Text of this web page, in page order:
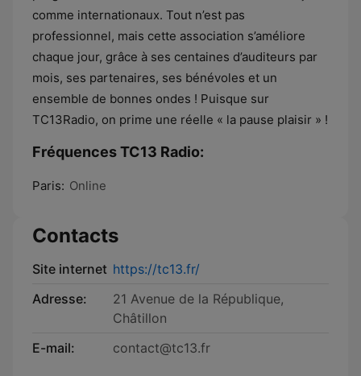
comme internationaux. Tout n’est pas
professionnel, mais cette association s’améliore
chaque jour, grâce à ses centaines d’auditeurs par
mois, ses partenaires, ses bénévoles et un
ensemble de bonnes ondes ! Puisque sur
TC13Radio, on prime une réelle « la pause plaisir » !
Fréquences TC13 Radio:
Paris: Online
Contacts
Site internet https://tc13.fr/
Adresse:
21 Avenue de la République,
Châtillon
E-mail:
contact@tc13.fr